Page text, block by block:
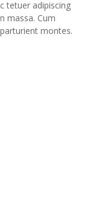
tetuer adipiscing
massa. Cum
montes.